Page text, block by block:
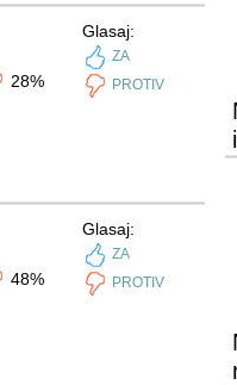
28%
Glasaj:
ZA
PROTIV
48%
Glasaj:
ZA
PROTIV